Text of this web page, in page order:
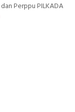
Perppu PILKADA